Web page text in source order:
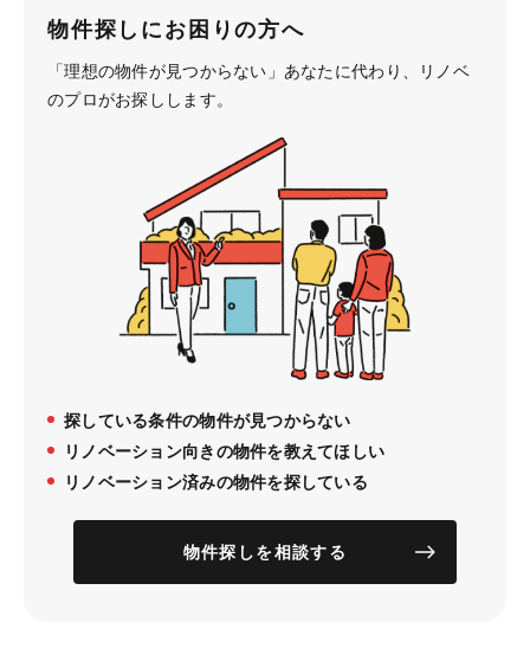
物件探しにお困りの方へ
「理想の物件が見つからない」あなたに代わり、
リノベ
のプロがお探しします。
探している条件の物件が見つからない
リノベーション向きの物件を教えてほしい
リノベーション済みの物件を探している
物件探しを相談する